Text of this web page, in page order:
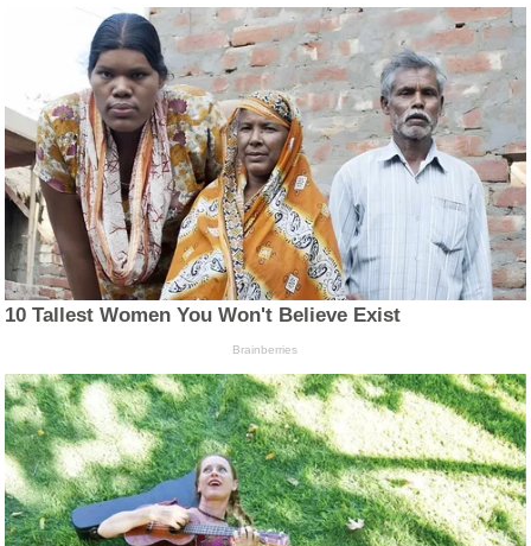
10 Tallest Women You Won't Believe Exist
Brainberries